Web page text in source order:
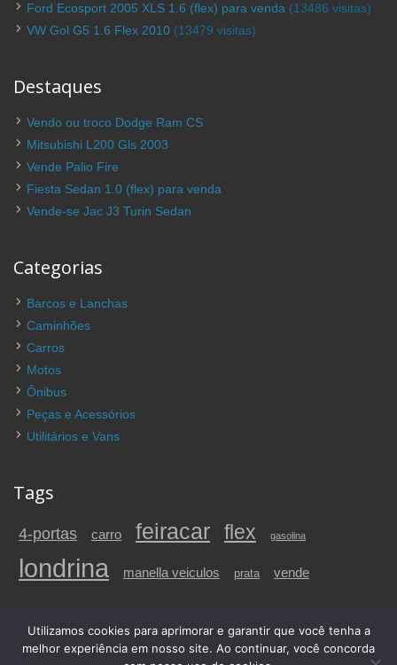
Ford Ecosport 2005 XLS 1.6 (flex) para venda (13486 visitas)
VW Gol G5 1.6 Flex 2010 (13479 visitas)
Destaques
Vendo ou troco Dodge Ram CS
Mitsubishi L200 Gls 2003
Vende Palio Fire
Fiesta Sedan 1.0 (flex) para venda
Vende-se Jac J3 Turin Sedan
Categorias
Barcos e Lanchas
Caminhões
Carros
Motos
Ônibus
Peças e Acessórios
Utilitários e Vans
Tags
4-portas carro feiracar flex gasolina
londrina manella veiculos prata vende
© 2026 Carros a venda em Londrina e região, PR | FeiraCar. Todos os
direitos reservados.
Utilizamos cookies para aprimorar e garantir que você tenha a
melhor experiência em nosso site. Ao continuar, você concorda